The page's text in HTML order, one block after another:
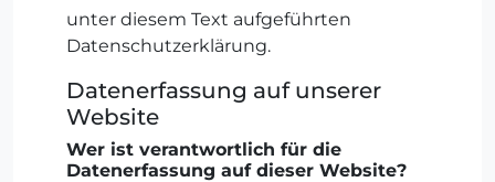
unter diesem Text aufgeführten
Datenschutzerklärung.
Datenerfassung auf unserer
Website
Wer ist verantwortlich für die
Datenerfassung auf dieser Website?